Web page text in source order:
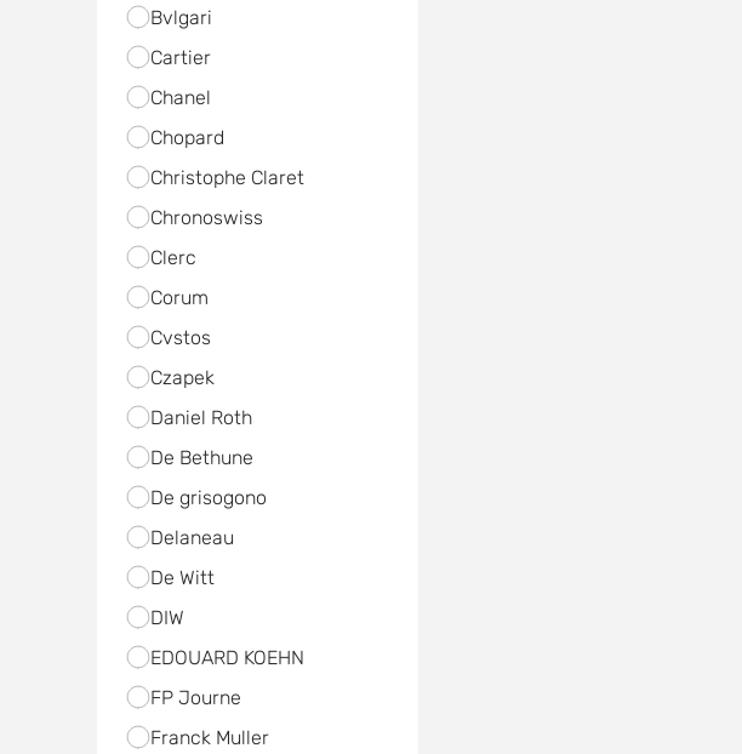
Bvlgari
Cartier
Chanel
Chopard
Christophe Claret
Chronoswiss
Clerc
Corum
Cvstos
Czapek
Daniel Roth
De Bethune
De grisogono
Delaneau
De Witt
DIW
EDOUARD KOEHN
FP Journe
Franck Muller